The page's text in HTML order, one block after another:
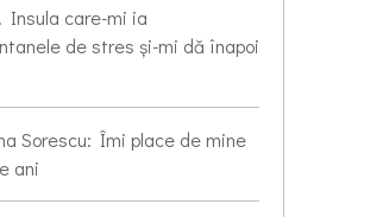
Insula care-mi ia
de stres și-mi dă înapoi
Sorescu: Îmi place de mine
ani